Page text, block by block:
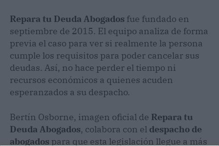
Repara tu Deuda Abogados fue fundado en
septiembre de 2015. El equipo analiza de forma
previa el caso para ver si realmente la persona
cumple los requisitos para poder cancelar sus
deudas. Así, no hace perder el tiempo ni
recursos económicos a quienes acuden
esperanzados a su despacho.
Bertín Osborne, imagen oficial de Repara tu
Deuda Abogados, colabora con el despacho de
abogados para que esta legislación llegue a más